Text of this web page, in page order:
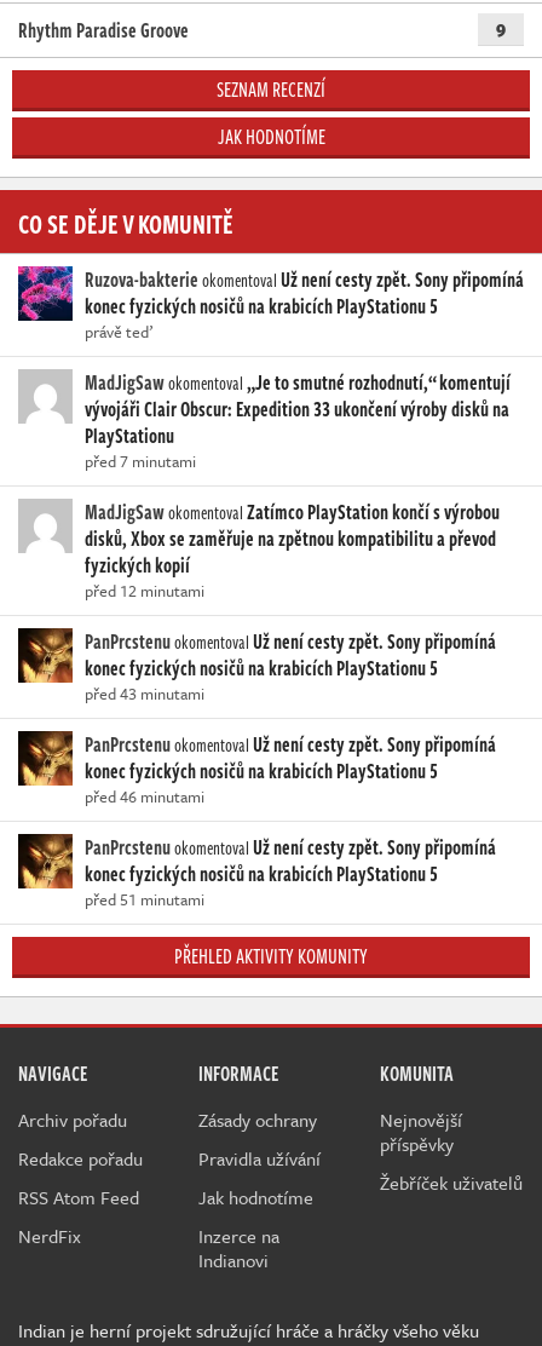
Rhythm Paradise Groove 9
SEZNAM RECENZÍ
JAK HODNOTÍME
CO SE DĚJE V KOMUNITĚ
Ruzova-bakterieokomentovalUž není cesty zpět. Sony připomíná
konec fyzických nosičů na krabicích PlayStationu 5
právě teď
MadJigSawokomentoval„Je to smutné rozhodnutí,“ komentují
vývojáři Clair Obscur: Expedition 33 ukončení výroby disků na
PlayStationu
před 7 minutami
MadJigSawokomentovalZatímco PlayStation končí s výrobou
disků, Xbox se zaměřuje na zpětnou kompatibilitu a převod
fyzických kopií
před 12 minutami
PanPrcstenuokomentovalUž není cesty zpět. Sony připomíná
konec fyzických nosičů na krabicích PlayStationu 5
před 43 minutami
PanPrcstenuokomentovalUž není cesty zpět. Sony připomíná
konec fyzických nosičů na krabicích PlayStationu 5
před 46 minutami
PanPrcstenuokomentovalUž není cesty zpět. Sony připomíná
konec fyzických nosičů na krabicích PlayStationu 5
před 51 minutami
PŘEHLED AKTIVITY KOMUNITY
NAVIGACE
Archiv pořadu
Redakce pořadu
RSS Atom Feed
NerdFix
INFORMACE
Zásady ochrany
Pravidla užívání
Jak hodnotíme
Inzerce na
Indianovi
KOMUNITA
Nejnovější
příspěvky
Žebříček uživatelů
Indian je herní projekt sdružující hráče a hráčky všeho věku